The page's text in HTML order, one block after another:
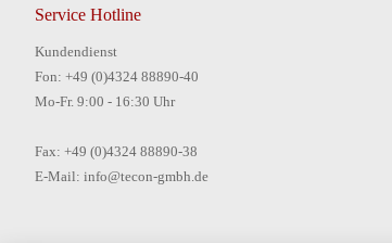
Service Hotline
Kundendienst
Fon: +49 (0)4324 88890-40
Mo-Fr. 9:00 - 16:30 Uhr
Fax: +49 (0)4324 88890-38
E-Mail: info@tecon-gmbh.de